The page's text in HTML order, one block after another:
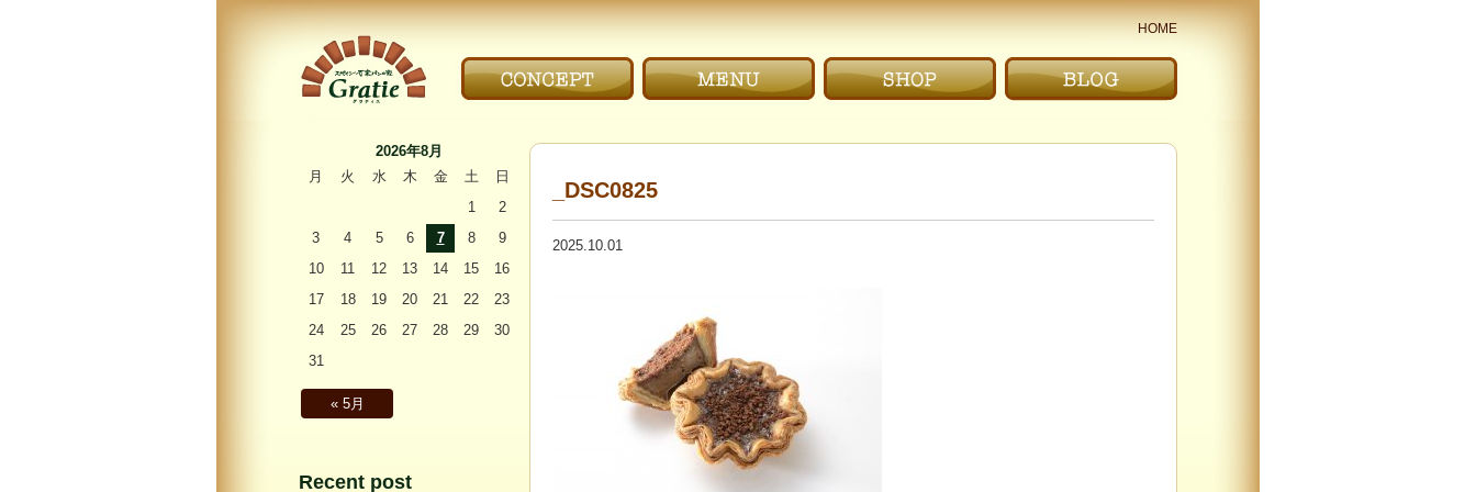
HOME
ティエ
_DSC0825
2025.10.01
2026年8月
月
火 水 木 金 土 日
« 5月
1
2
3
4 5 6 7 8
9
10
11 12 13 14 15
16
17
18 19 20 21 22
23
24
25 26 27 28 29
30
31
Recent post